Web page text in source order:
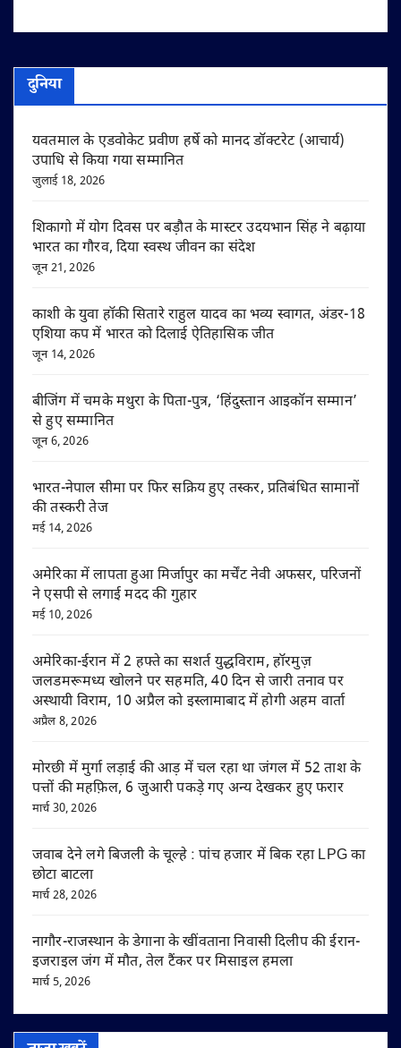
दुनिया
यवतमाल के एडवोकेट प्रवीण हर्षे को मानद डॉक्टरेट (आचार्य)
उपाधि से किया गया सम्मानित
जुलाई 18, 2026
शिकागो में योग दिवस पर बड़ौत के मास्टर उदयभान सिंह ने बढ़ाया
भारत का गौरव, दिया स्वस्थ जीवन का संदेश
जून 21, 2026
काशी के युवा हॉकी सितारे राहुल यादव का भव्य स्वागत, अंडर-18
एशिया कप में भारत को दिलाई ऐतिहासिक जीत
जून 14, 2026
बीजिंग में चमके मथुरा के पिता-पुत्र, ‘हिंदुस्तान आइकॉन सम्मान’
से हुए सम्मानित
जून 6, 2026
भारत-नेपाल सीमा पर फिर सक्रिय हुए तस्कर, प्रतिबंधित सामानों
की तस्करी तेज
मई 14, 2026
अमेरिका में लापता हुआ मिर्जापुर का मर्चेंट नेवी अफसर, परिजनों
ने एसपी से लगाई मदद की गुहार
मई 10, 2026
अमेरिका-ईरान में 2 हफ्ते का सशर्त युद्धविराम, हॉरमुज़
जलडमरूमध्य खोलने पर सहमति, 40 दिन से जारी तनाव पर
अस्थायी विराम, 10 अप्रैल को इस्लामाबाद में होगी अहम वार्ता
अप्रैल 8, 2026
मोरछी में मुर्गा लड़ाई की आड़ में चल रहा था जंगल में 52 ताश के
पत्तों की महफ़िल, 6 जुआरी पकड़े गए अन्य देखकर हुए फरार
मार्च 30, 2026
जवाब देने लगे बिजली के चूल्हे : पांच हजार में बिक रहा LPG का
छोटा बाटला
मार्च 28, 2026
नागौर-राजस्थान के डेगाना के खींवताना निवासी दिलीप की ईरान-
इजराइल जंग में मौत, तेल टैंकर पर मिसाइल हमला
मार्च 5, 2026